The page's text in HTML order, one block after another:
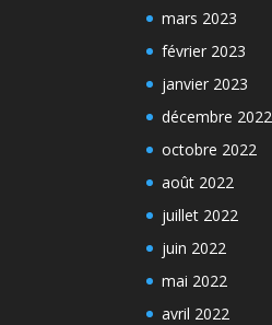
mars 2023
février 2023
janvier 2023
décembre 2022
octobre 2022
août 2022
juillet 2022
juin 2022
mai 2022
avril 2022